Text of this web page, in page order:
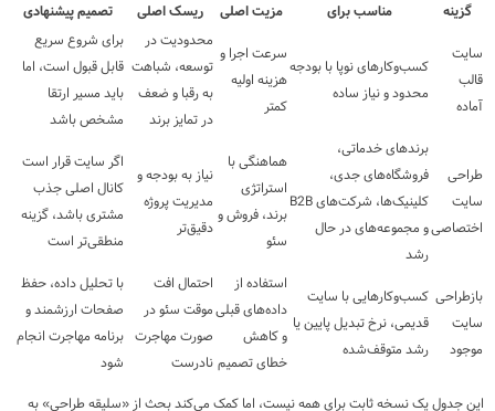
گزینه مناسب برای مزیت اصلی ریسک اصلی تصمیم پیشنهادی
سایت
قالب
آماده
کسب‌وکارهای نوپا با بودجه
محدود و نیاز ساده
سرعت اجرا و
هزینه اولیه
کمتر
محدودیت در
توسعه، شباهت
به رقبا و ضعف
در تمایز برند
برای شروع سریع
قابل قبول است، اما
باید مسیر ارتقا
مشخص باشد
طراحی
سایت
اختصاصی
برندهای خدماتی،
فروشگاه‌های جدی،
کلینیک‌ها، شرکت‌های B2B
و مجموعه‌های در حال
رشد
هماهنگی با
استراتژی
برند، فروش و
سئو
نیاز به بودجه و
مدیریت پروژه
دقیق‌تر
اگر سایت قرار است
کانال اصلی جذب
مشتری باشد، گزینه
منطقی‌تر است
بازطراحی
سایت
موجود
کسب‌وکارهایی با سایت
قدیمی، نرخ تبدیل پایین یا
رشد متوقف‌شده
استفاده از
داده‌های قبلی
و کاهش
خطای تصمیم
احتمال افت
موقت سئو در
صورت مهاجرت
نادرست
با تحلیل داده، حفظ
صفحات ارزشمند و
برنامه مهاجرت انجام
شود
این جدول یک نسخه ثابت برای همه نیست، اما کمک می‌کند بحث از «سلیقه طراحی» به